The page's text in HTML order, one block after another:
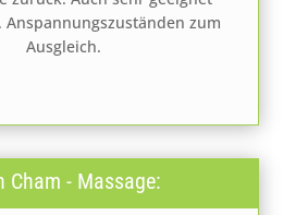
Anspannungszuständen zum
Ausgleich.
Cham - Massage: